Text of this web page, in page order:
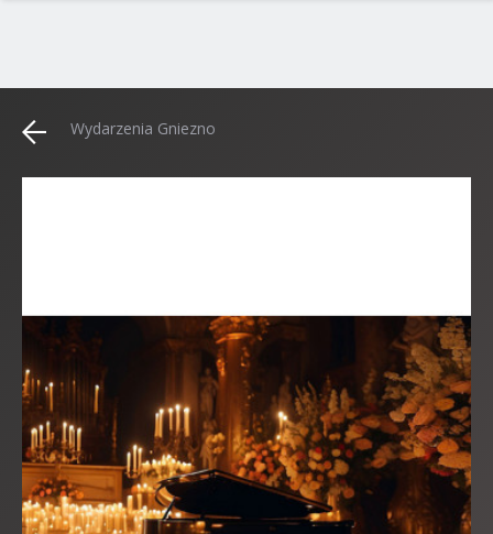
Wydarzenia Gniezno